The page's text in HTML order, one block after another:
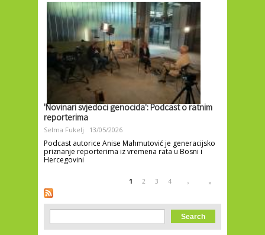
'Novinari svjedoci genocida': Podcast o ratnim
reporterima
Selma Fukelj 13/05/2026
Podcast autorice Anise Mahmutović je generacijsko
priznanje reporterima iz vremena rata u Bosni i
Hercegovini
Pages 1 2 3 4 › »
Search form
Search